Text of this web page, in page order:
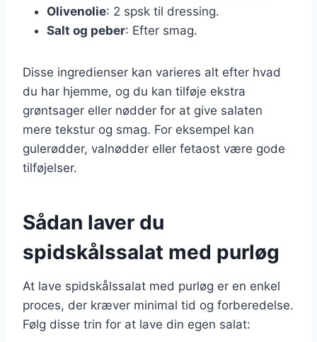
Olivenolie: 2 spsk til dressing.
Salt og peber: Efter smag.
Disse ingredienser kan varieres alt efter hvad
du har hjemme, og du kan tilføje ekstra
grøntsager eller nødder for at give salaten
mere tekstur og smag. For eksempel kan
gulerødder, valnødder eller fetaost være gode
tilføjelser.
Sådan laver du
spidskålssalat med purløg
At lave spidskålssalat med purløg er en enkel
proces, der kræver minimal tid og forberedelse.
Følg disse trin for at lave din egen salat: